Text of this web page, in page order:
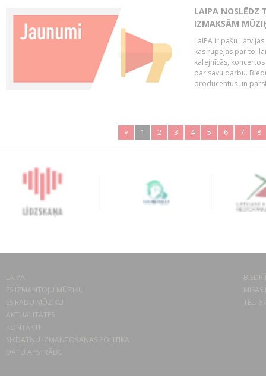
LAIPA NOSLĒDZ
IZMAKSĀM
LaIPA ir pašu
kas rūpējas par to,
kafejnīcās,
par savu darbu.
producentus un
« 1 2 3 4 5 6 7 8
LAIPA
ES IZMANTOJU MŪZIKU
ES RADU MŪZIKU
AKTUALITĀTES
KONTAKTI
SĪKDATŅU IZMANTOŠANAS POLITIKA
DATU APSTRĀDE
TEL.